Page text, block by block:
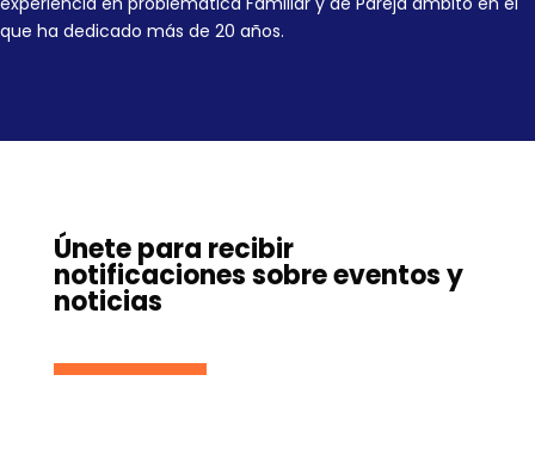
que ha dedicado más de 20 años.
Únete para recibir
notificaciones sobre eventos y
noticias